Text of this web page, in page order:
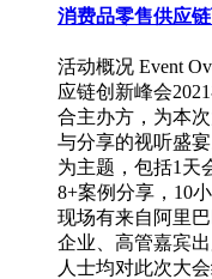
消费品零售供应
活动概况 Event
应链创新峰会
合主办方，为本
与分享的视听盛
为主题，包括1天
8+案例分享，10
现场有来自阿里
企业、高管嘉宾
人士均对此次大